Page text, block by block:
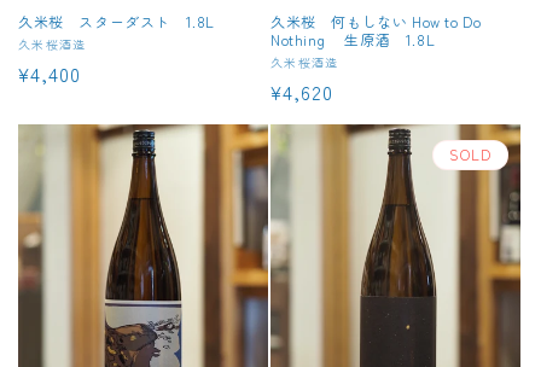
久米桜 スターダスト 1.8L
販
売
久米桜酒造
通
価
¥4,400
久米桜 何もしない How to Do
Nothing 生原酒 1.8L
販
売
久米桜酒造
通
常
価
格
¥4,620
SOLD